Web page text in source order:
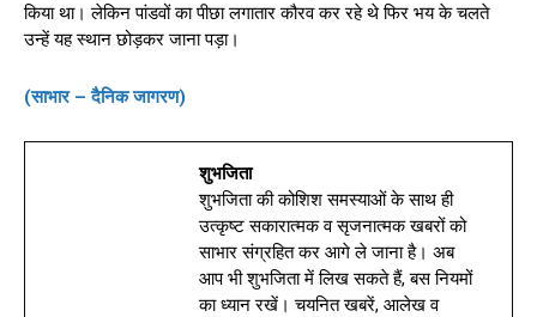
किया था। लेकिन पांडवों का पीछा लगातार कौरव कर रहे थे फिर भय के चलते
उन्हें यह स्थान छोड़कर जाना पड़ा।
(साभार – दैनिक जागरण)
शुभजिता
शुभजिता की कोशिश समस्याओं के साथ ही
उत्कृष्ट सकारात्मक व सृजनात्मक खबरों को
साभार संग्रहित कर आगे ले जाना है। अब
आप भी शुभजिता में लिख सकते हैं, बस नियमों
का ध्यान रखें। चयनित खबरें, आलेख व